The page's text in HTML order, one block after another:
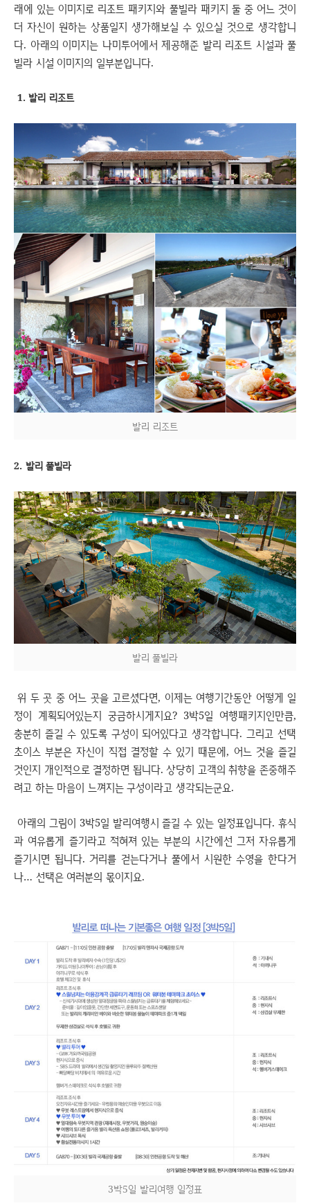
래에 있는 이미지로 리조트 패키지와 풀빌라 패키지 둘 중 어느 것이
더 자신이 원하는 상품일지 생가해보실 수 있으실 것으로 생각합니
다. 아래의 이미지는 나미투어에서 제공해준 발리 리조트 시설과 풀
빌라 시설 이미지의 일부분입니다.
1. 발리 리조트
발리 리조트
2. 발리 풀빌라
발리 풀빌라
위 두 곳 중 어느 곳을 고르셨다면, 이제는 여행기간동안 어떻게 일
정이 계획되어있는지 궁금하시게지요? 3박5일 여행패키지인만큼,
충분히 즐길 수 있도록 구성이 되어있다고 생각합니다. 그리고 선택
초이스 부분은 자신이 직접 결정할 수 있기 때문에, 어느 것을 즐길
것인지 개인적으로 결정하면 됩니다. 상당히 고객의 취향을 존중해주
려고 하는 마음이 느껴지는 구성이라고 생각되는군요.
아래의 그림이 3박5일 발리여행시 즐길 수 있는 일정표입니다. 휴식
과 여유롭게 즐기라고 적혀져 있는 부분의 시간에선 그저 자유롭게
즐기시면 됩니다. 거리를 걷는다거나 풀에서 시원한 수영을 한다거
나… 선택은 여러분의 몫이지요.
3박5일 발리여행 일정표